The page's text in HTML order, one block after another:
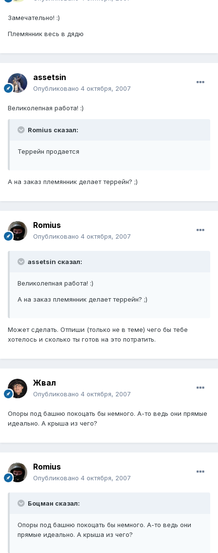
Замечательно! :)
Племянник весь в дядю
assetsin
Опубликовано 4 октября, 2007
Великолепная работа! :)
Romius сказал:
Террейн продается
А на заказ племянник делает террейн? ;)
Romius
Опубликовано 4 октября, 2007
assetsin сказал:
Великолепная работа! :)
А на заказ племянник делает террейн? ;)
Может сделать. Отпиши (только не в теме) чего бы тебе
хотелось и сколько ты готов на это потратить.
Жвал
Опубликовано 4 октября, 2007
Опоры под башню покоцать бы немного. А-то ведь они прямые
идеально. А крыша из чего?
Romius
Опубликовано 4 октября, 2007
Боцман сказал:
Опоры под башню покоцать бы немного. А-то ведь они
прямые идеально. А крыша из чего?